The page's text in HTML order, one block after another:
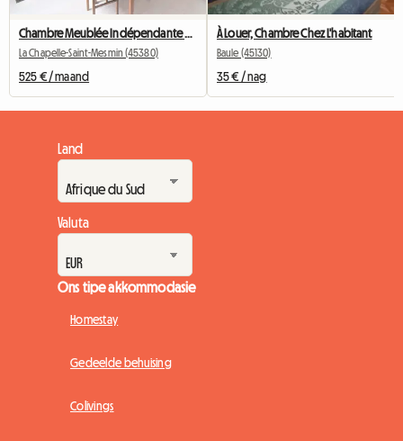
La Chapelle-Saint-Mesmin (45380)
525 € / maand
À Louer, Chambre Chez L'habitant
Baule (45130)
35 € / nag
Land
Valuta
Ons tipe akkommodasie
Homestay
Gedeelde behuising
Colivings